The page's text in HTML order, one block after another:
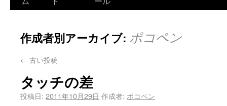
作成者別アーカイブ: ポコペン
← 古い投稿
タッチの差
投稿日: 2011年10月29日 作成者: ポコペン